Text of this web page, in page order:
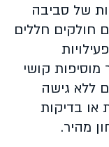
של סביבה
חולקים חללים
מוסיפות קושי
ללא גישה
או בדיקות
מהיר.